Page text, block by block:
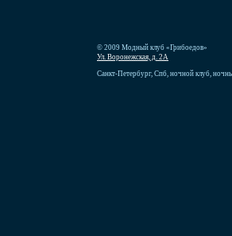
© 2009 Модный клуб «Грибоедов»
Ул. Воронежская, д. 2А
Санкт-Петербург, Спб, ночной клуб,